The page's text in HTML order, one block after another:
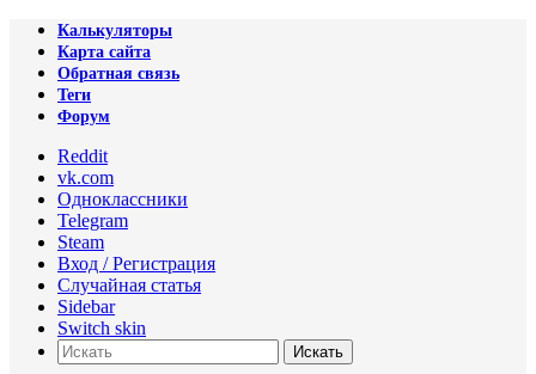
Калькуляторы
Карта сайта
Обратная связь
Теги
Форум
Reddit
vk.com
Одноклассники
Telegram
Steam
Вход / Регистрация
Случайная статья
Sidebar
Switch skin
Искать